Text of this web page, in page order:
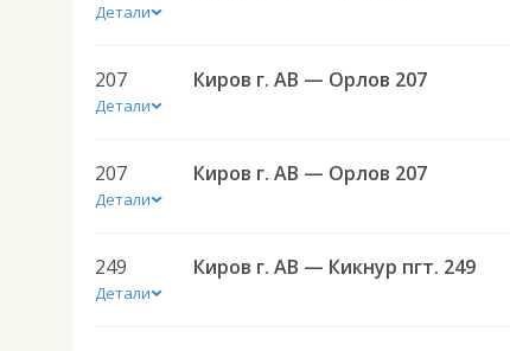
Детали
207
Детали
Киров г. АВ — Орлов 207
207
Детали
Киров г. АВ — Орлов 207
249
Детали
Киров г. АВ — Кикнур пгт. 249